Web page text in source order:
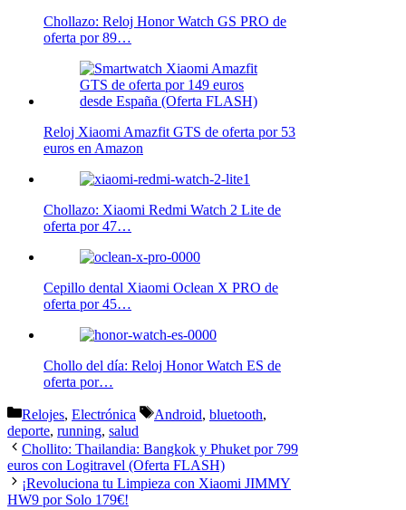
Chollazo: Reloj Honor Watch GS PRO de
oferta por 89…
Reloj Xiaomi Amazfit GTS de oferta por 53
euros en Amazon
Chollazo: Xiaomi Redmi Watch 2 Lite de
oferta por 47…
Cepillo dental Xiaomi Oclean X PRO de
oferta por 45…
Chollo del día: Reloj Honor Watch ES de
oferta por…
Categorías
Relojes, Electrónica Etiquetas
Android, bluetooth,
deporte, running, salud
Chollito: Thailandia: Bangkok y Phuket por 799
euros con Logitravel (Oferta FLASH)
¡Revoluciona tu Limpieza con Xiaomi JIMMY
HW9 por Solo 179€!